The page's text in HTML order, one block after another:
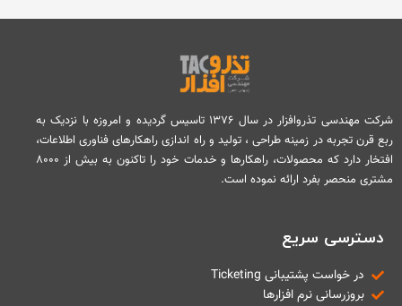
شرکت مهندسی تذروافزار در سال ۱۳۷۶ تاسیس گردیده و امروزه با نزدیک به
ربع قرن تجربه در زمینه طراحی ، تولید و راه اندازی راهکارهای فناوری اطلاعات،
افتخار دارد که محصولات، راهکارها و خدمات خود را تاکنون به بیش از ۸۰۰۰
مشتری منحصر بفرد ارائه نموده است.
دسترسی سریع
در خواست پشتیبانی Ticketing
بروزرسانی نرم افزارها